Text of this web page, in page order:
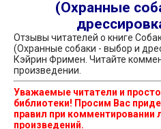
(Охранные
Отзывы читателей о книге
(Охранные собаки - выбор и
Кэйрин Фримен. Читайте
произведении.
Уважаемые читатели и
библиотеки! Просим Вас
правил при комментировании
произведений.